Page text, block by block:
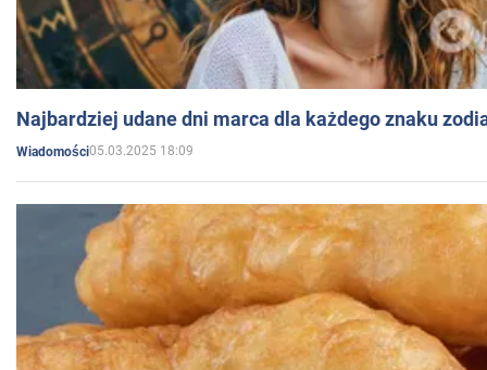
Najbardziej udane dni marca dla każdego znaku
Wiadomości05.03.2025 18:09